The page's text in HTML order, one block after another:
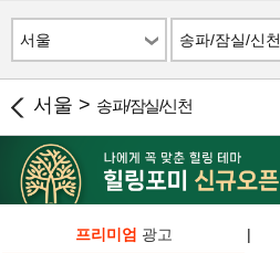
서울 송파/잠실/신천
서울 > 송파/잠실/신천
프리미엄 광고 |